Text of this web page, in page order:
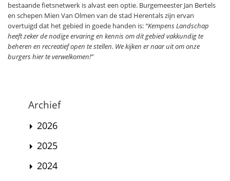
bestaande fietsnetwerk is alvast een optie. Burgemeester Jan Bertels
en schepen Mien Van Olmen van de stad Herentals zijn ervan
overtuigd dat het gebied in goede handen is: “Kempens Landschap
heeft zeker de nodige ervaring en kennis om dit gebied vakkundig te
beheren en recreatief open te stellen. We kijken er naar uit om onze
burgers hier te verwelkomen!”
Archief
2026
2025
2024